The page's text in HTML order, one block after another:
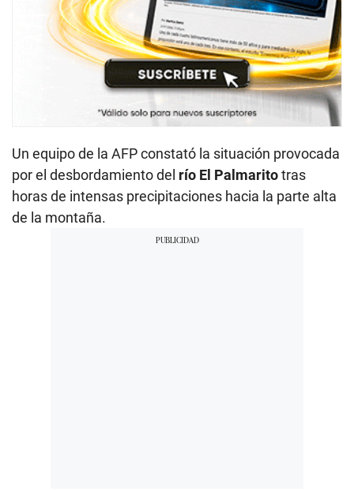
Un equipo de la AFP constató la situación provocada
por el desbordamiento del río El Palmaritotras
horas de intensas precipitaciones hacia la parte alta
de la montaña.